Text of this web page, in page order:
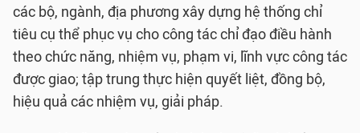
các bộ, ngành, địa phương xây dựng hệ thống chỉ
tiêu cụ thể phục vụ cho công tác chỉ đạo điều hành
theo chức năng, nhiệm vụ, phạm vi, lĩnh vực công tác
được giao; tập trung thực hiện quyết liệt, đồng bộ,
hiệu quả các nhiệm vụ, giải pháp.